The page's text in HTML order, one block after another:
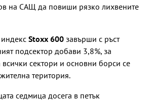
на САЩ да повиши рязко лихвените
Stoxx 600 завърши с ръст
подсектор добави 3,8%, за
всички сектори и основни борси се
територия.
седмица досега в петък